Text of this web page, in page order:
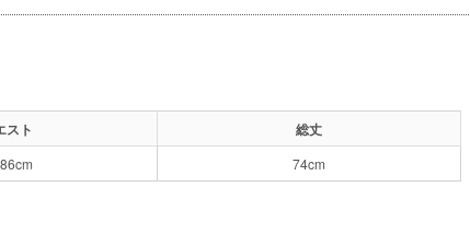
スト
総丈
74cm